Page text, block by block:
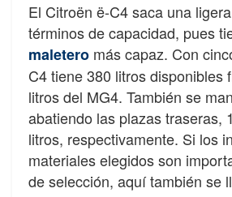
El Citroën ë-C4 saca una
términos de capacidad, pues
maletero más capaz. Con
C4 tiene 380 litros disponibles
litros del MG4. También se
abatiendo las plazas traseras,
litros, respectivamente. Si los
materiales elegidos son
de selección, aquí también se